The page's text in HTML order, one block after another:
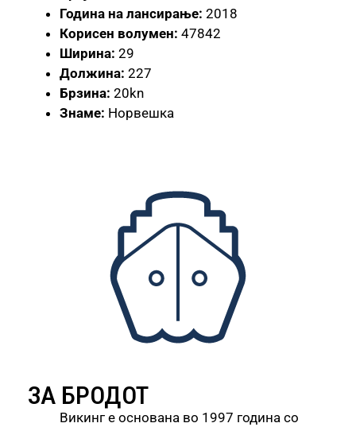
Година на лансирање: 2018
Корисен волумен: 47842
Ширина: 29
Должина: 227
Брзина: 20kn
Знаме: Норвешка
ЗА БРОДОТ
Викинг е основана во 1997 година со